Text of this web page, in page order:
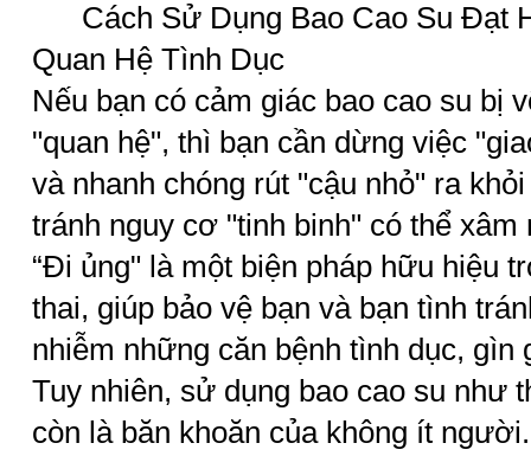
Cách Sử Dụng Bao Cao Su Đạt
Quan Hệ Tình Dục
Nếu bạn có cảm giác bao cao su bị
"quan hệ", thì bạn cần dừng việc
và nhanh chóng rút "cậu nhỏ" ra
tránh nguy cơ "tinh binh" có thể xâm
“Đi ủng" là một biện pháp hữu hiệu
thai, giúp bảo vệ bạn và bạn tình
nhiễm những căn bệnh tình dục, gìn
Tuy nhiên, sử dụng bao cao su như
còn là băn khoăn của không ít người.